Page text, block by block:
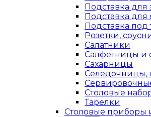
Подставка для
Подставка для
Подставка под
Розетки,
Салатники
Салфетницы и
Сахарницы
Селедочницы,
Столовые
Тарелки
Столовые приборы